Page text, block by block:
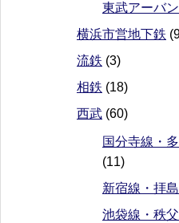
東武アーバ
横浜市営地下鉄
流鉄 (3)
相鉄 (18)
西武 (60)
国分寺線・
(11)
新宿線・拝
池袋線・秩